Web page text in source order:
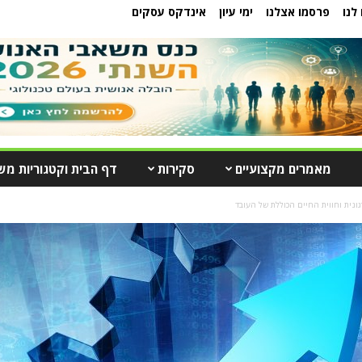
פרסמו אצלנו ימי עיון אינדקס עסקים
מאמרים מקצועיים סקירות דף הבית וקטגוריות